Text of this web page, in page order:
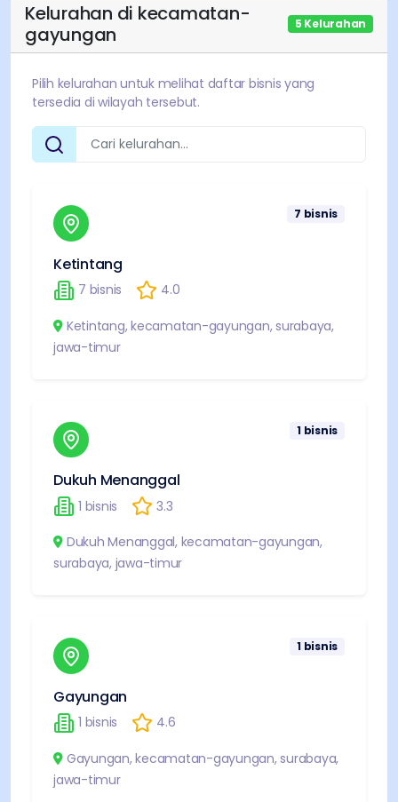
Kelurahan di kecamatan-
gayungan
5 Kelurahan
Pilih kelurahan untuk melihat daftar bisnis yang
tersedia di wilayah tersebut.
7 bisnis
Ketintang
7 bisnis 4.0
Ketintang,kecamatan-gayungan, surabaya,
jawa-timur
1 bisnis
Dukuh Menanggal
1 bisnis 3.3
Dukuh Menanggal, kecamatan-gayungan,
surabaya, jawa-timur
1 bisnis
Gayungan
1 bisnis 4.6
Gayungan,kecamatan-gayungan, surabaya,
jawa-timur